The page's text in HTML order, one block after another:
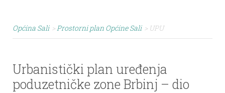
Općina Sali > Prostorni plan Općine Sali > UPU
Urbanistički plan uređenja
poduzetničke zone Brbinj – dio